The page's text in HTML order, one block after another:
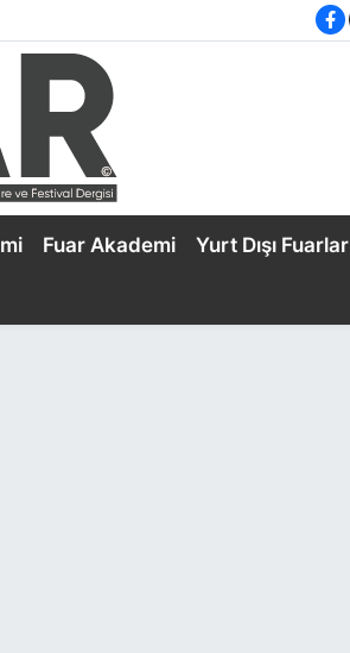
Fuar Akademi Yurt Dışı Fuarlar